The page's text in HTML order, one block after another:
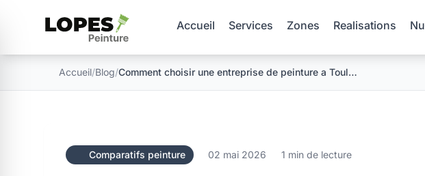
Accueil Services Zones Realisations
Accueil/Blog/Comment choisir une entreprise de peinture a Toul…
Comparatifs peinture 02 mai 2026 1 min de lecture